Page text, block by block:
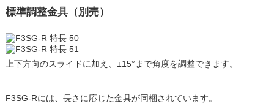
標準調整金具（別売）
上下方向のスライドに加え、±15°まで角度を調整できます。
F3SG-Rには、長さに応じた金具が同梱されています。